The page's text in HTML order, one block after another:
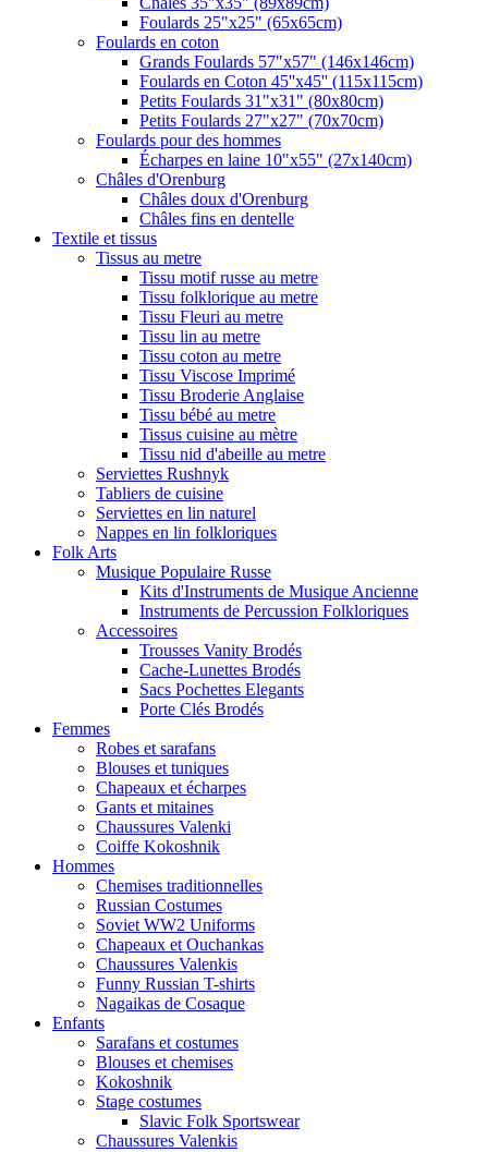
Foulards 25"x25" (65x65cm)
Foulards en coton
Grands Foulards 57"x57" (146x146cm)
Foulards en Coton 45''x45'' (115x115cm)
Petits Foulards 31"x31" (80x80cm)
Petits Foulards 27"x27" (70x70cm)
Foulards pour des hommes
Écharpes en laine 10"x55" (27x140cm)
Châles d'Orenburg
Châles doux d'Orenburg
Châles fins en dentelle
Textile et tissus
Tissus au metre
Tissu motif russe au metre
Tissu folklorique au metre
Tissu Fleuri au metre
Tissu lin au metre
Tissu coton au metre
Tissu Viscose Imprimé
Tissu Broderie Anglaise
Tissu bébé au metre
Tissus cuisine au mètre
Tissu nid d'abeille au metre
Serviettes Rushnyk
Tabliers de cuisine
Serviettes en lin naturel
Nappes en lin folkloriques
Folk Arts
Musique Populaire Russe
Kits d'Instruments de Musique Ancienne
Instruments de Percussion Folkloriques
Accessoires
Trousses Vanity Brodés
Cache-Lunettes Brodés
Sacs Pochettes Elegants
Porte Clés Brodés
Femmes
Robes et sarafans
Blouses et tuniques
Chapeaux et écharpes
Gants et mitaines
Chaussures Valenki
Coiffe Kokoshnik
Hommes
Chemises traditionnelles
Russian Costumes
Soviet WW2 Uniforms
Chapeaux et Ouchankas
Chaussures Valenkis
Funny Russian T-shirts
Nagaikas de Cosaque
Enfants
Sarafans et costumes
Blouses et chemises
Kokoshnik
Stage costumes
Slavic Folk Sportswear
Chaussures Valenkis